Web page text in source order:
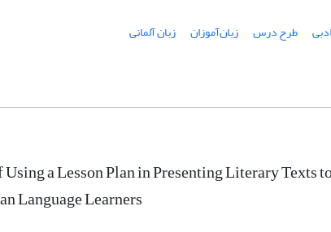
طرح درس زبان‌آموزان
زبان آلمانی
a Lesson Plan in Presenting Literary Texts
Language Learners